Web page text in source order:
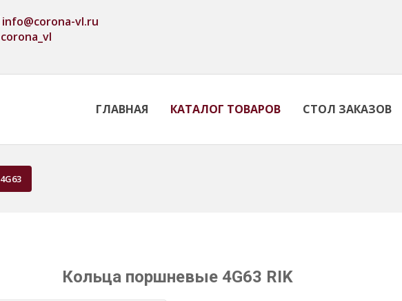
info@corona-vl.ru
corona_vl
ГЛАВНАЯ КАТАЛОГ ТОВАРОВ СТОЛ ЗАКАЗОВ
4G63
Кольца поршневые 4G63 RIK